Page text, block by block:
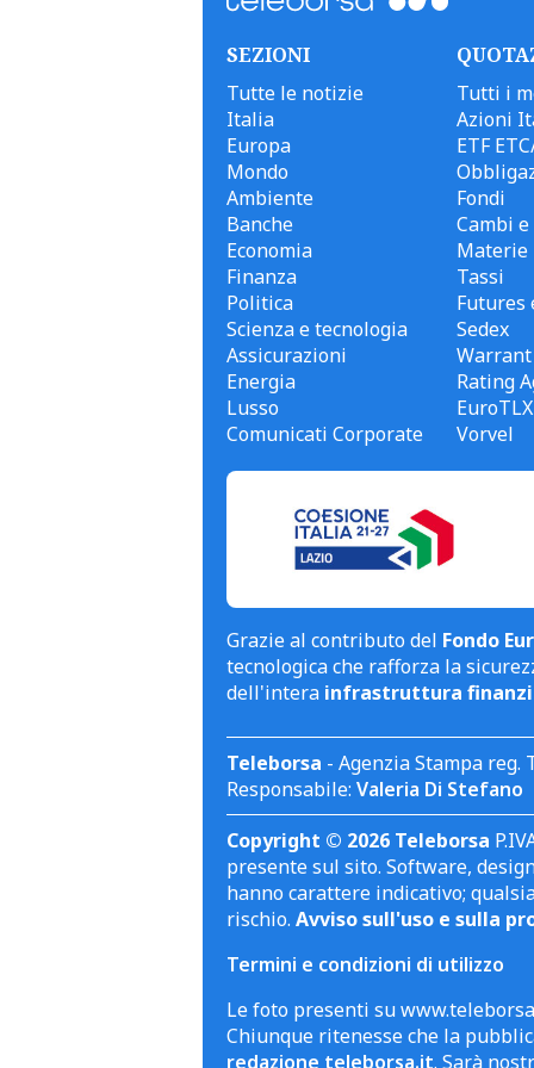
SEZIONI
Tutte le notizie
Italia
Europa
Mondo
Ambiente
Banche
Economia
Finanza
Politica
Scienza e tecnologia
Assicurazioni
Energia
Lusso
Comunicati Corporate
Tutti i
Azioni
ETF
Fondi
Cambi
Materie
Tassi
Futures
Sedex
Warrant
Rating
EuroTLX
Vorvel
Grazie al contributo del Fondo
tecnologica che rafforza la
dell'intera infrastruttura
Teleborsa - Agenzia Stampa
Responsabile: Valeria Di Stefano
Copyright © 2026 Teleborsa
presente sul sito. Software,
hanno carattere indicativo;
rischio. Avviso sull'uso e sulla
Termini e condizioni di utilizzo
Le foto presenti su
Chiunque ritenesse che la
redazione teleborsa.it. Sarà